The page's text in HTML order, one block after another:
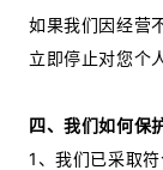
如果我们因经营
立即停止对您个
四、我们如何保
1、我们已采取